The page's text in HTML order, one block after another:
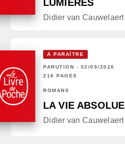
LUMIÈRES
Didier van Cauwelaert
À PARAÎTRE
PARUTION : 02/09/2026
216 PAGES
ROMANS
LA VIE ABSOLUE
Didier van Cauwelaert